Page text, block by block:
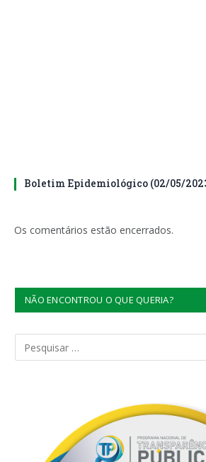
Boletim Epidemiológico (02/05/
Os comentários estão encerrados.
NÃO ENCONTROU O QUE QUERIA?